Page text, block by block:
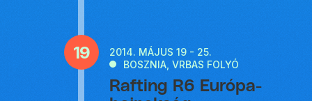
19 2014. MÁJUS 19 - 25.
BOSZNIA, VRBAS FOLYÓ
Rafting R6 Európa-